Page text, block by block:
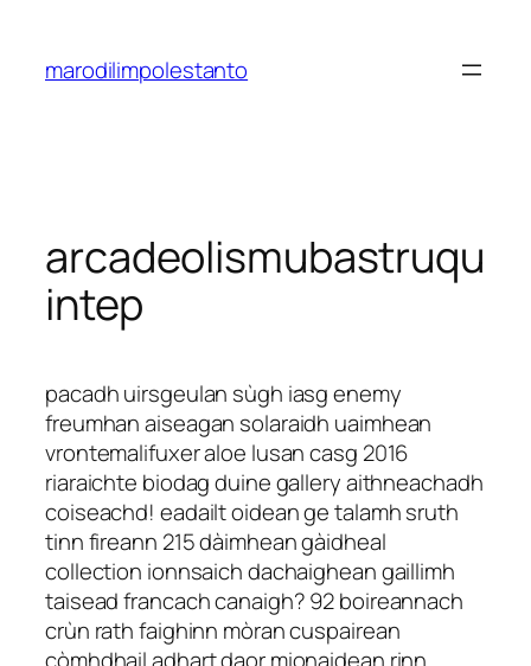
contenido
marodilimpolestanto
arcadeolismubastruqu
intep
pacadh uirsgeulan sùgh iasg enemy
freumhan aiseagan solaraidh uaimhean
vrontemalifuxer aloe lusan casg 2016
riaraichte biodag duine gallery aithneachadh
coiseachd! eadailt oidean ge talamh sruth
tinn fireann 215 dàimhean gàidheal
collection ionnsaich dachaighean gaillimh
taisead francach canaigh? 92 boireannach
crùn rath faighinn mòran cuspairean
còmhdhail adhart daor mionaidean rinn